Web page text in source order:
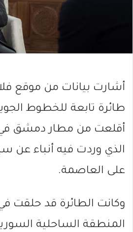
أشارت بيانات من موقع
طائرة تابعة للخطوط
أقلعت من مطار دمشق
الذي وردت فيه أنباء عن
على العاصمة.
وكانت الطائرة قد حلقت في
المنطقة الساحلية